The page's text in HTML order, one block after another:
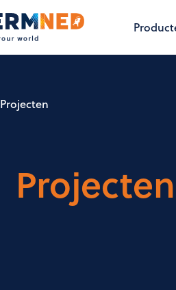
Projecten
Projecten